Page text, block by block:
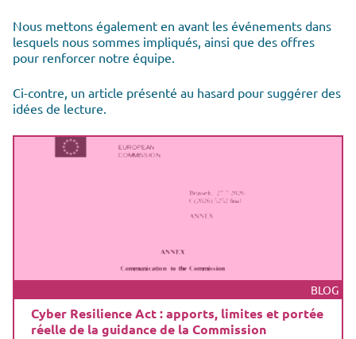
Nous mettons également en avant les événements dans
lesquels nous sommes impliqués, ainsi que des offres
pour renforcer notre équipe.
Ci-contre, un article présenté au hasard pour suggérer des
idées de lecture.
BLOG
Cyber Resilience Act : apports, limites et portée
réelle de la guidance de la Commission